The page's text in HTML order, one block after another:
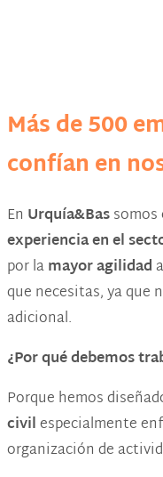
Más de 500
confían en
En Urquía&Bas
experiencia en el
por lamayor agilidad
que necesitas, ya que
adicional.
¿Por qué debemos
Porque hemos
civilespecialmente
organización de